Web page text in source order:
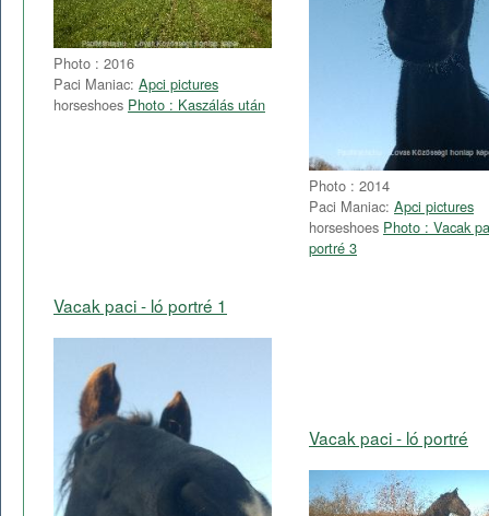
Photo : 2016
Paci Maniac: Apci pictures
horseshoes Photo : Kaszálás után
Photo : 2014
Paci Maniac: Apci pictures
horseshoes Photo : Vacak
portré 3
Vacak paci - ló portré 1
Vacak paci - ló portré